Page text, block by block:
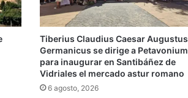
Tiberius Claudius Caesar Augustus
Germanicus se dirige a Petavonium
para inaugurar en Santibáñez de
Vidriales el mercado astur romano
6 agosto, 2026